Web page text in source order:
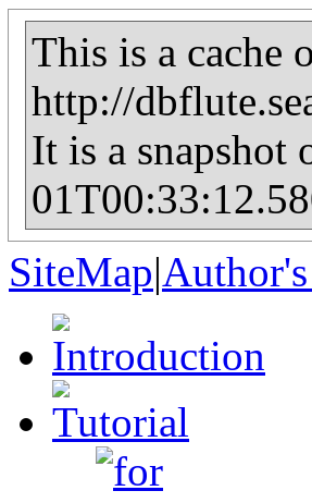
This is a cache
http://
It is a snapshot
SiteMap|